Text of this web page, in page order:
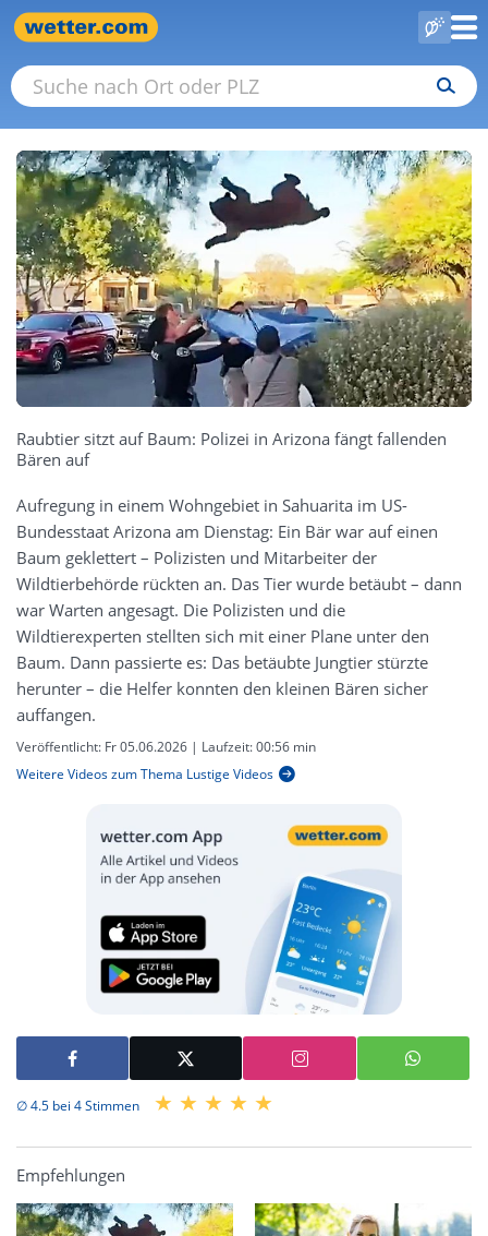
Raubtier sitzt auf Baum: Polizei in Arizona fängt fallenden
Bären auf
Aufregung in einem Wohngebiet in Sahuarita im US-
Bundesstaat Arizona am Dienstag: Ein Bär war auf einen
Baum geklettert – Polizisten und Mitarbeiter der
Wildtierbehörde rückten an. Das Tier wurde betäubt – dann
war Warten angesagt. Die Polizisten und die
Wildtierexperten stellten sich mit einer Plane unter den
Baum. Dann passierte es: Das betäubte Jungtier stürzte
herunter – die Helfer konnten den kleinen Bären sicher
auffangen.
Veröffentlicht: Fr 05.06.2026 | Laufzeit:00:56 min
Weitere Videos zum Thema Lustige Videos
∅ 4.5 bei 4 Stimmen
Empfehlungen